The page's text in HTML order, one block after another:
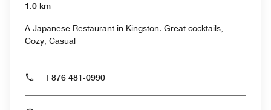
1.0 km
A Japanese Restaurant in Kingston. Great cocktails,
Cozy, Casual
+876 481-0990